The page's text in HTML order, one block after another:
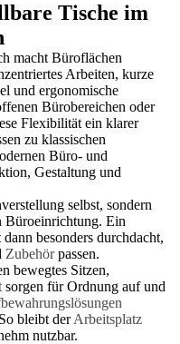
Tische im
macht Büroflächen
Arbeiten, kurze
und ergonomische
Bürobereichen oder
Flexibilität ein klarer
zu klassischen
Büro- und
Gestaltung und
selbst, sondern
Büroeinrichtung. Ein
besonders durchdacht,
Zubehörpassen.
bewegtes Sitzen,
sorgen für Ordnung auf und
bleibt derArbeitsplatz
nutzbar.